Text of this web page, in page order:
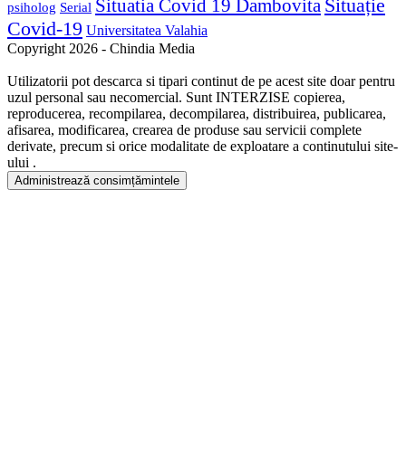
psiholog Serial Situatia Covid 19 Dambovita Situație
Covid-19 Universitatea Valahia
Copyright 2026 - Chindia Media
Utilizatorii pot descarca si tipari continut de pe acest site doar pentru
uzul personal sau necomercial. Sunt INTERZISE copierea,
reproducerea, recompilarea, decompilarea, distribuirea, publicarea,
afisarea, modificarea, crearea de produse sau servicii complete
derivate, precum si orice modalitate de exploatare a continutului site-
ului .
Administrează consimțămintele